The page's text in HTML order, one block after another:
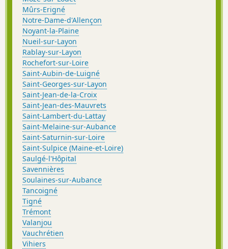
Mûrs-Erigné
Notre-Dame-d'Allençon
Noyant-la-Plaine
Nueil-sur-Layon
Rablay-sur-Layon
Rochefort-sur-Loire
Saint-Aubin-de-Luigné
Saint-Georges-sur-Layon
Saint-Jean-de-la-Croix
Saint-Jean-des-Mauvrets
Saint-Lambert-du-Lattay
Saint-Melaine-sur-Aubance
Saint-Saturnin-sur-Loire
Saint-Sulpice (Maine-et-Loire)
Saulgé-l'Hôpital
Savennières
Soulaines-sur-Aubance
Tancoigné
Tigné
Trémont
Valanjou
Vauchrétien
Vihiers